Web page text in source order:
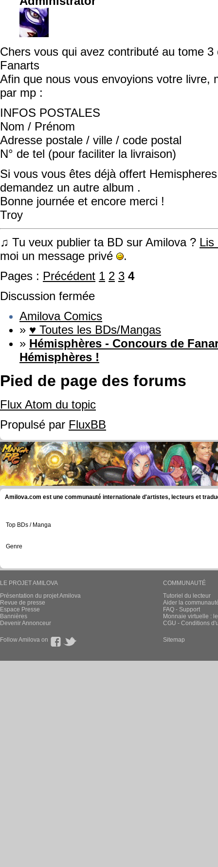
Chers vous qui avez contributé au tome
Fanarts
Afin que nous vous envoyions votre livre,
par mp :
INFOS POSTALES
Nom / Prénom
Adresse postale / ville / code postal
N° de tel (pour faciliter la livraison)
Si vous vous êtes déjà offert
demandez un autre album .
Bonne journée et encore merci !
Troy
♫ Tu veux publier ta BD sur Amilova ? Lis
moi un message privé
.
Pages : Précédent 1 2 3 4
Discussion fermée
Amilova Comics
» ♥ Toutes les BDs/Mangas
» Hémisphères - Concours de
Hémisphères !
Pied de page des forums
Flux Atom du topic
Propulsé par FluxBB
Amilova.com est une communauté internationale d'artistes, lecteurs et
Top BDs / Manga
Genre
LE PROJET AMILOVA
Présentation du projet Amilova
Revue de presse
Espace Presse
Bannières
Devenir Annonceur
COMMUNAUTÉ
Tutoriel du lecteur
Aider la
FAQ - Support
Monnaie virtuelle :
CGU - Conditions
Follow Amilova on Sitemap